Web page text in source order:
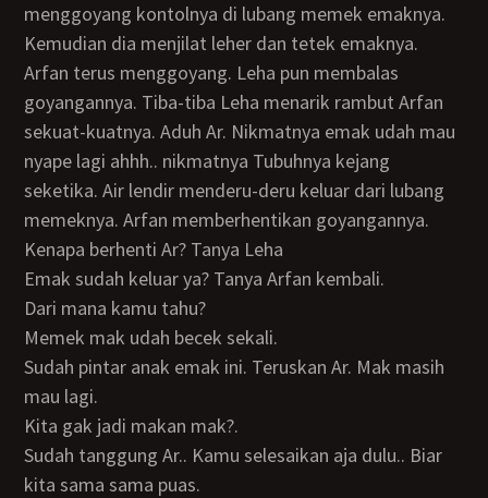
menggoyang kontolnya di lubang memek emaknya.
Kemudian dia menjilat leher dan tetek emaknya.
Arfan terus menggoyang. Leha pun membalas
goyangannya. Tiba-tiba Leha menarik rambut Arfan
sekuat-kuatnya. Aduh Ar. Nikmatnya emak udah mau
nyape lagi ahhh.. nikmatnya Tubuhnya kejang
seketika. Air lendir menderu-deru keluar dari lubang
memeknya. Arfan memberhentikan goyangannya.
Kenapa berhenti Ar? Tanya Leha
Emak sudah keluar ya? Tanya Arfan kembali.
dari mana kamu tahu?
memek mak udah becek sekali.
sudah pintar anak emak ini. Teruskan Ar. Mak masih
mau lagi.
Kita gak jadi makan mak?.
sudah tanggung Ar.. Kamu selesaikan aja dulu.. Biar
kita sama sama puas.